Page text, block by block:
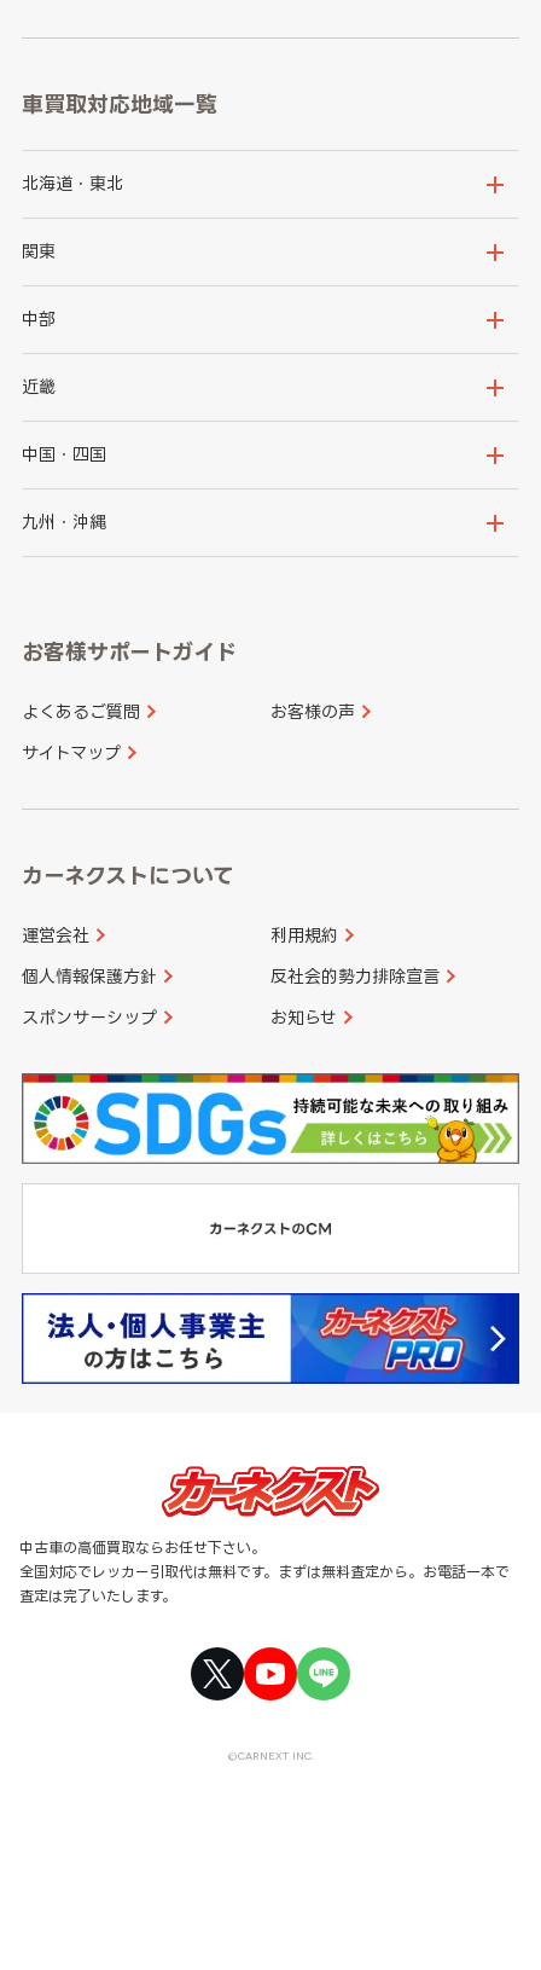
車買取対応地域一覧
北海道・東北
北海道
岩手県
秋田県
関東
茨城県
群馬県
千葉県
神奈川県
中部
新潟県
石川県
山梨県
愛知県
近畿
大阪府
京都府
和歌山県
中国・四国
鳥取県
山口県
香川県 愛媛県
九州・沖縄
長崎県
大分県 宮崎県
お客様サポートガイド
よくあるご質問 お客様の声
サイトマップ
カーネクストについて
運営会社 利用規約
個人情報保護方針 反社会的勢力排除宣言
スポンサーシップ お知らせ
中古車の高価買取ならお任せ下さい。
全国対応でレッカー引取代は無料です。まずは無料査定から。お電話一本で
査定は完了いたします。
©CARNEXT INC.